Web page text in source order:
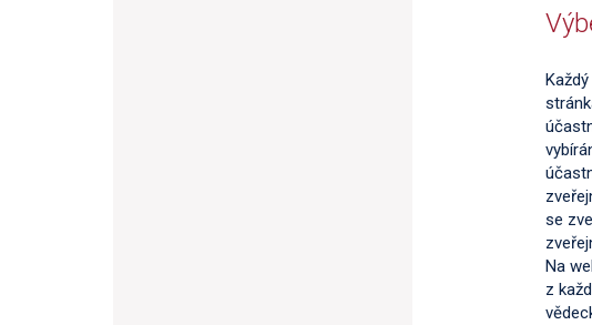
se
Na
z